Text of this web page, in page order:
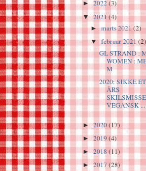
►2022(3)
▼2021(4)
►marts 2021(2)
▼februar 2021
GL STRAND :
WOMEN :
M
2020: SIKKE
ÅRS
VEGANSK ...
►2020(17)
► 2019(4)
►2018(11)
►2017(28)